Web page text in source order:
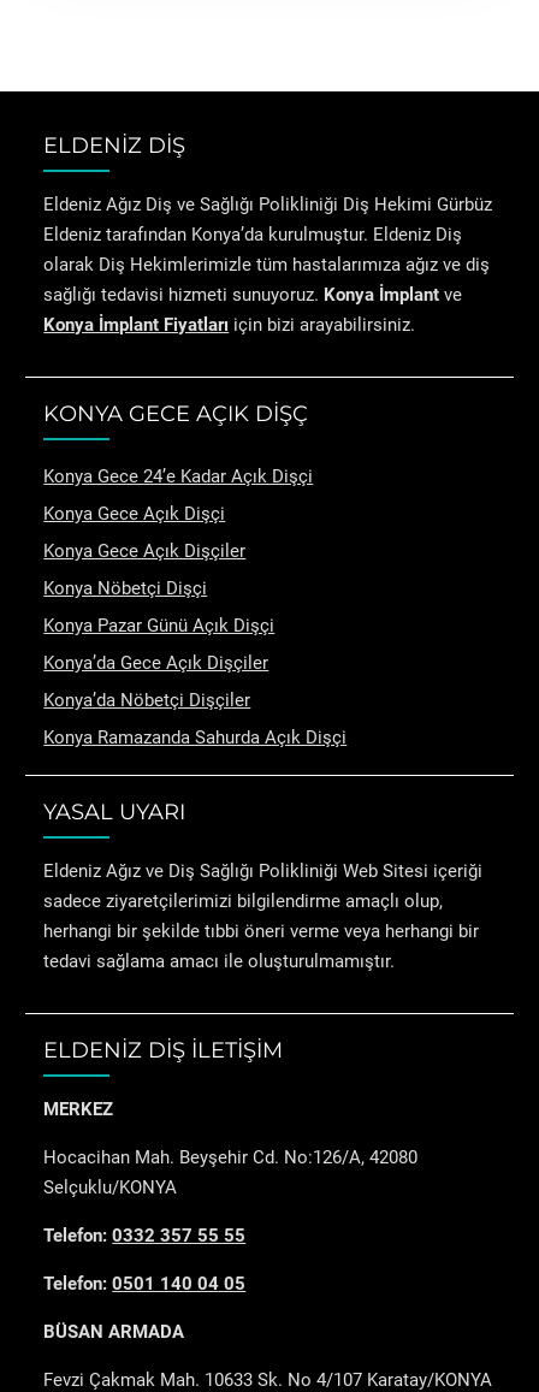
ELDENİZ DİŞ
Eldeniz Ağız Diş ve Sağlığı Polikliniği Diş Hekimi Gürbüz
Eldeniz tarafından Konya’da kurulmuştur. Eldeniz Diş
olarak Diş Hekimlerimizle tüm hastalarımıza ağız ve diş
sağlığı tedavisi hizmeti sunuyoruz. Konya İmplant ve
Konya İmplant Fiyatları için bizi arayabilirsiniz.
KONYA GECE AÇIK DİŞÇ
Konya Gece 24’e Kadar Açık Dişçi
Konya Gece Açık Dişçi
Konya Gece Açık Dişçiler
Konya Nöbetçi Dişçi
Konya Pazar Günü Açık Dişçi
Konya’da Gece Açık Dişçiler
Konya’da Nöbetçi Dişçiler
Konya Ramazanda Sahurda Açık Dişçi
YASAL UYARI
Eldeniz Ağız ve Diş Sağlığı Polikliniği Web Sitesi içeriği
sadece ziyaretçilerimizi bilgilendirme amaçlı olup,
herhangi bir şekilde tıbbi öneri verme veya herhangi bir
tedavi sağlama amacı ile oluşturulmamıştır.
ELDENİZ DİŞ İLETİŞİM
MERKEZ
Hocacihan Mah. Beyşehir Cd. No:126/A, 42080
Selçuklu/KONYA
Telefon:0332 357 55 55
Telefon:0501 140 04 05
BÜSAN ARMADA
Fevzi Çakmak Mah. 10633 Sk. No 4/107 Karatay/KONYA